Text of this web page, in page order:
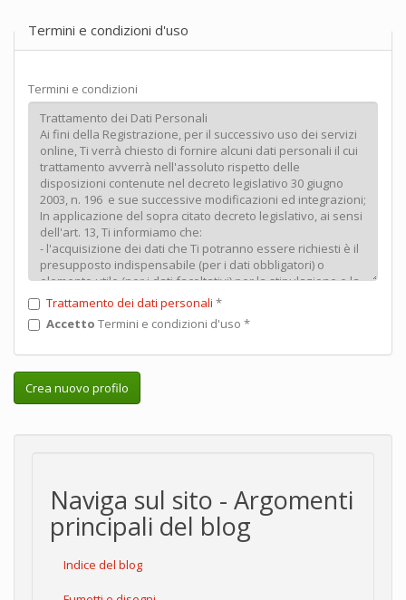
Termini e condizioni d'uso
Termini e condizioni
Trattamento dei dati personali *
Accetto Termini e condizioni d'uso *
Crea nuovo profilo
Naviga sul sito - Argomenti
principali del blog
Indice del blog